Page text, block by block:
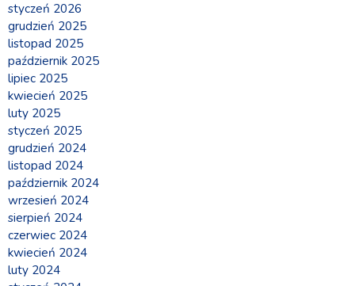
styczeń 2026
grudzień 2025
listopad 2025
październik 2025
lipiec 2025
kwiecień 2025
luty 2025
styczeń 2025
grudzień 2024
listopad 2024
październik 2024
wrzesień 2024
sierpień 2024
czerwiec 2024
kwiecień 2024
luty 2024